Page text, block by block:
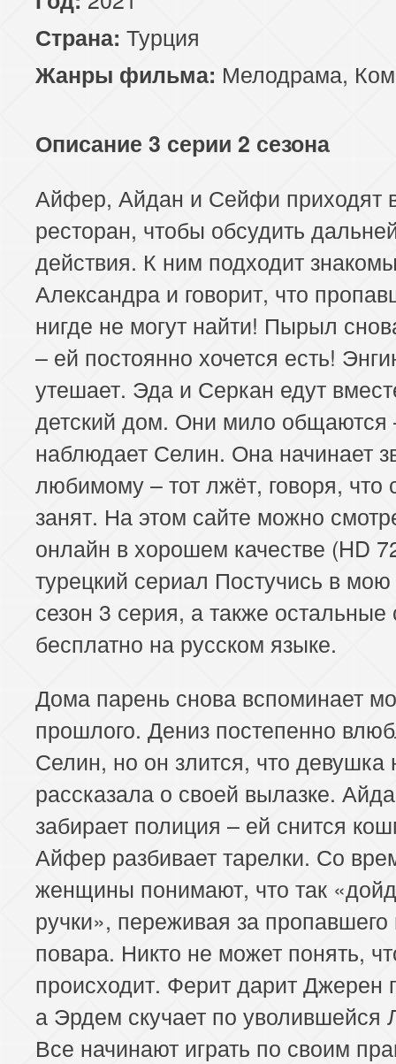
Страна: Турция
Жанры фильма: Мелодрама,
Описание 3 серии 2 сезона
Айфер, Айдан и Сейфи приходят
ресторан, чтобы обсудить
действия. К ним подходит
Александра и говорит, что
нигде не могут найти! Пырыл
– ей постоянно хочется есть!
утешает. Эда и Серкан едут
детский дом. Они мило общаются
наблюдает Селин. Она начинает
любимому – тот лжёт, говоря, что
занят. На этом сайте можно
онлайн в хорошем качестве (HD
турецкий сериал Постучись в
сезон 3 серия, а также остальные
бесплатно на русском языке.
Дома парень снова вспоминает
прошлого. Дениз постепенно
Селин, но он злится, что девушка
рассказала о своей вылазке.
забирает полиция – ей снится
Айфер разбивает тарелки. Со
женщины понимают, что так
ручки», переживая за
повара. Никто не может понять,
происходит. Ферит дарит Джерен
а Эрдем скучает по уволившейся
Все начинают играть по своим